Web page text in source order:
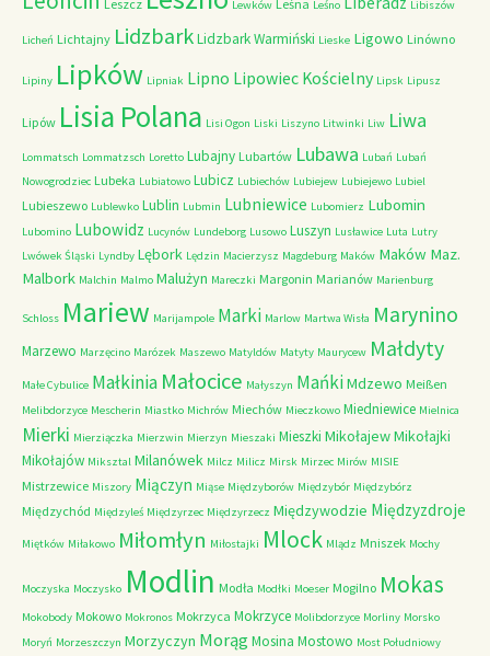
Leszcz Lewków Leśna Leśno Libiszów
Licheń Lichtajny LidzbarkLidzbark Warmiński Lieske Ligowo Linówno
Lipiny Lipków Lipniak Lipno Lipowiec Kościelny Lipsk Lipusz
Lipów Lisia Polana Lisi Ogon Liski Liszyno Litwinki Liw Liwa
Lommatsch Lommatzsch Loretto Lubajny Lubartów Lubawa Lubań Lubań
Nowogrodziec Lubeka Lubiatowo Lubicz Lubiechów Lubiejew Lubiejewo Lubiel
Lubieszewo Lublewko Lublin Lubmin Lubniewice Lubomierz Lubomin
Lubomino Lubowidz Lucynów Lundeborg Lusowo Luszyn Lusławice Luta Lutry
Lwówek Śląski Lyndby Lębork Lędzin Macierzysz Magdeburg Maków Maków Maz.
Malbork Malchin Malmo Malużyn Mareczki Margonin Marianów Marienburg
Schloss Mariew Marijampole Marki Marlow Martwa Wisła Marynino
Marzewo Marzęcino Marózek Maszewo Matyldów Matyty Maurycew Małdyty
Małe Cybulice Małkinia Małocice Małyszyn MańkiMdzewo Meißen
Melibdorzyce Mescherin Miastko Michrów Miechów Mieczkowo Miedniewice Mielnica
Mierki Mierziączka Mierzwin Mierzyn Mieszaki Mieszki MikołajewMikołajki
Mikołajów Miksztal Milanówek Milcz Milicz Mirsk Mirzec Mirów MISIE
Mistrzewice Miszory Miączyn Miąse Międzyborów Międzybór Międzybórz
Międzychód Międzyleś Międzyrzec Międzyrzecz Międzywodzie Międzyzdroje
Miętków Miłakowo Miłomłyn Miłostajki Mlock Mlądz Mniszek Mochy
Moczyska Moczysko Modlin Modła Modłki Moeser Mogilno Mokas
Mokobody Mokowo Mokronos Mokrzyca Mokrzyce Molibdorzyce Morliny Morsko
Moryń Morzeszczyn Morzyczyn MorągMosina Mostowo Most Południowy